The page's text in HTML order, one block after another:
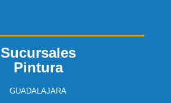
Sucursales
Pintura
GUADALAJARA